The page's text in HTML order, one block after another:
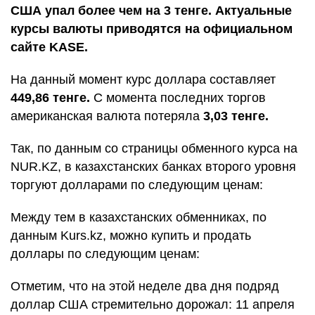
США упал более чем на 3 тенге. Актуальные
курсы валюты приводятся на официальном
сайте KASE.
На данный момент курс доллара составляет
449,86 тенге. С момента последних торгов
американская валюта потеряла 3,03 тенге.
Так, по данным со страницы обменного курса на
NUR.KZ, в казахстанских банках второго уровня
торгуют долларами по следующим ценам:
Между тем в казахстанских обменниках, по
данным Kurs.kz, можно купить и продать
доллары по следующим ценам:
Отметим, что на этой неделе два дня подряд
доллар США стремительно дорожал: 11 апреля